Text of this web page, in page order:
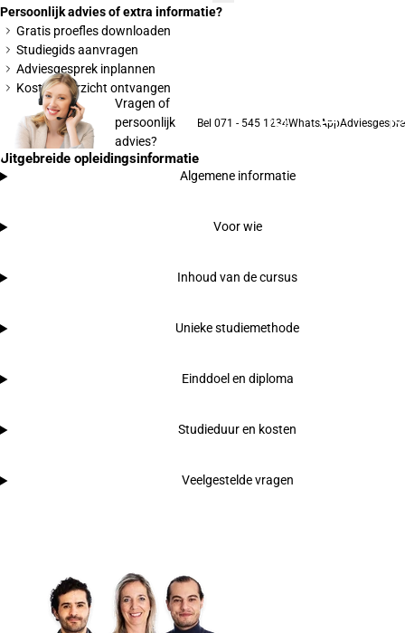
Persoonlijk advies of extra informatie?
Gratis proefles downloaden
Studiegids aanvragen
Adviesgesprek inplannen
Kostenoverzicht ontvangen
Vragen of
persoonlijk
advies?
Bel 071 - 545 1234WhatsApp
Uitgebreide opleidingsinformatie
Algemene informatie
Voor wie
Inhoud van de cursus
Unieke studiemethode
Einddoel en diploma
Studieduur en kosten
Veelgestelde vragen